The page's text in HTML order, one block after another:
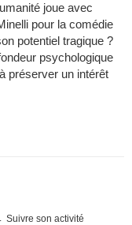
joue avec
pour la comédie
potentiel tragique ?
psychologique
préserver un intérêt
Suivre son activité